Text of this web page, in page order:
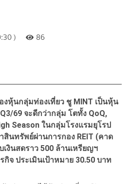
)
86
หุ้นกลุ่มท่องเที่ยว ชู MINT เป็นหุ้น
69 จะดีกว่ากลุ่ม โตทั้ง QoQ,
Season ในกลุ่มโรงแรมยุโรป
นทรัพย์ผ่านการกอง REIT (คาด
เงินสดราว 500 ล้านเหรียญฯ
จ ประเมินเป้าหมาย 30.50 บาท